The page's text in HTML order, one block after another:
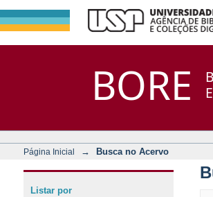
BORE
Página Inicial → Busca no Acervo
Listar por